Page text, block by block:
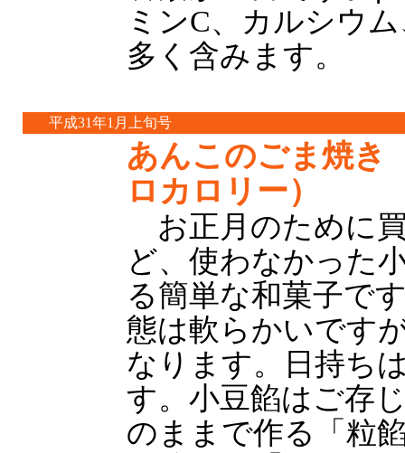
ミンC、カルシウ
多く含みます。
平成31年1月上旬号
あんこのごま焼き
ロカロリー）
お正月のために
ど、使わなかった
る簡単な和菓子で
態は軟らかいです
なります。日持ち
す。小豆餡はご存
のままで作る「粒